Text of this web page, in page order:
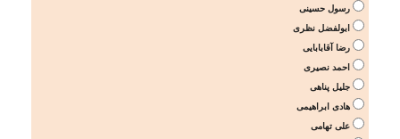
رسول حسینی
ابولفضل نظری
رضا آقابابایی
احمد نصیری
جلیل پناهی
هادی ابراهیمی
علی تهامی